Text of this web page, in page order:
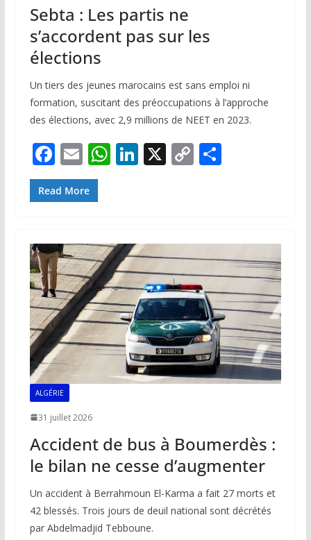
Sebta : Les partis ne
s’accordent pas sur les
élections
Un tiers des jeunes marocains est sans emploi ni
formation, suscitant des préoccupations à l’approche
des élections, avec 2,9 millions de NEET en 2023.
F
ac
e
o
o
k
E
m
ai
W
A
p
p
Li
dI
n
X C
Li
n
k
P
er
Read More
ALGÉRIE
31 juillet 2026
Accident de bus à Boumerdès :
le bilan ne cesse d’augmenter
Un accident à Berrahmoun El-Karma a fait 27 morts et
42 blessés. Trois jours de deuil national sont décrétés
par Abdelmadjid Tebboune.